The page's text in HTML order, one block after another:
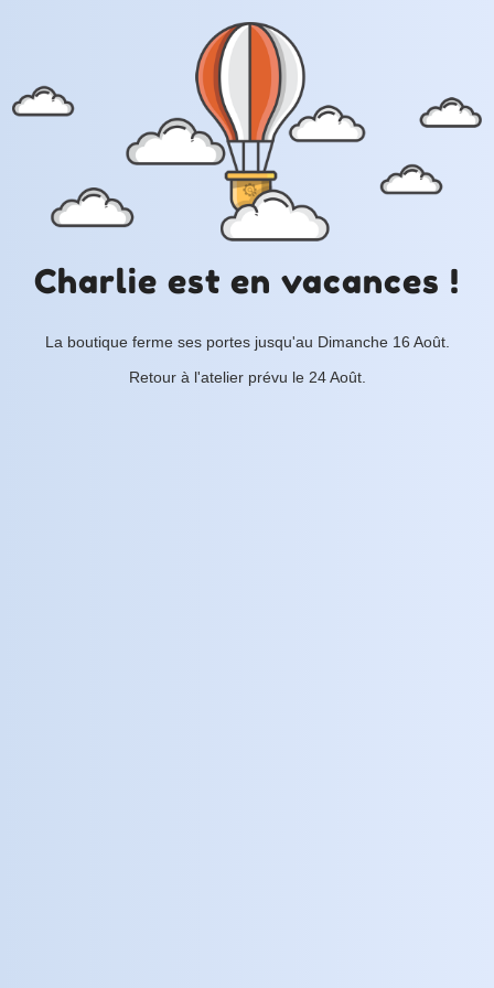
Charlie est en vacances !
La boutique ferme ses portes jusqu'au Dimanche 16 Août.
Retour à l'atelier prévu le 24 Août.